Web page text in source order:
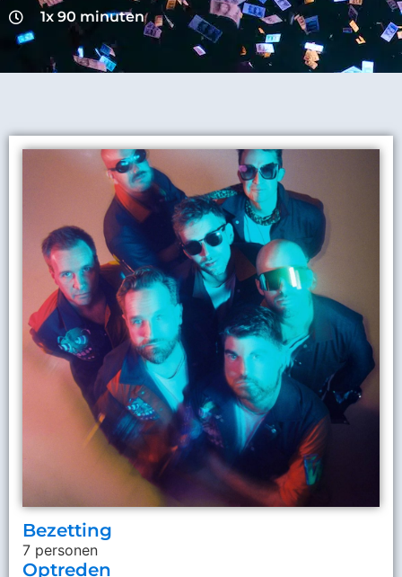
1x 90 minuten
Bezetting
7 personen
Optreden